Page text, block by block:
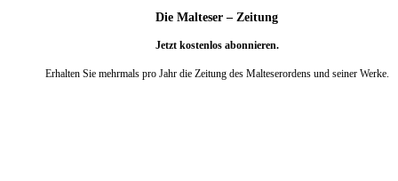
Die Malteser – Zeitung
Jetzt kostenlos abonnieren.
Erhalten Sie mehrmals pro Jahr die Zeitung des Malteserordens und seiner Werke.